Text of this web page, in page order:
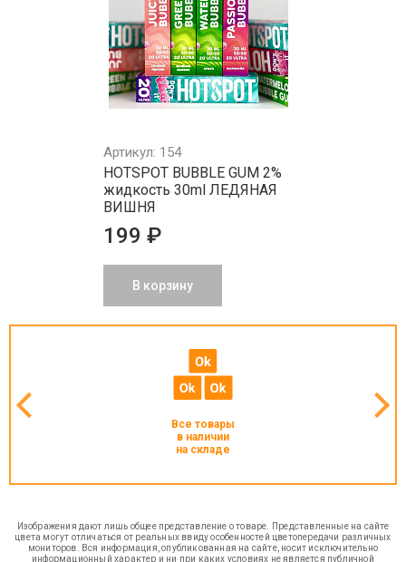
Артикул: 154
HOTSPOT BUBBLE GUM 2%
жидкость 30ml ЛЕДЯНАЯ
ВИШНЯ
199 ₽
В корзину
Все товары
в наличии
на складе
Изображения дают лишь общее представление о товаре. Представленные на сайте
цвета могут отличаться от реальных ввиду особенностей цветопередачи различных
мониторов. Вся информация, опубликованная на сайте, носит исключительно
информационный характер и ни при каких условиях не является публичной